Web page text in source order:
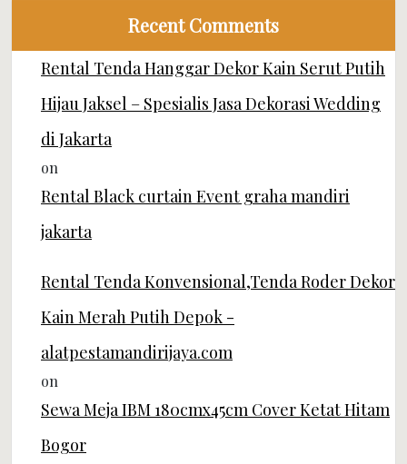
Recent Comments
Rental Tenda Hanggar Dekor Kain Serut Putih
Hijau Jaksel – Spesialis Jasa Dekorasi Wedding
di Jakarta
on
Rental Black curtain Event graha mandiri
jakarta
Rental Tenda Konvensional,Tenda Roder Dekor
Kain Merah Putih Depok -
alatpestamandirijaya.com
on
Sewa Meja IBM 180cmx45cm Cover Ketat Hitam
Bogor